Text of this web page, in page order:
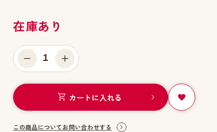
在庫あり
1
カートに入れる
この商品についてお問い合わせする